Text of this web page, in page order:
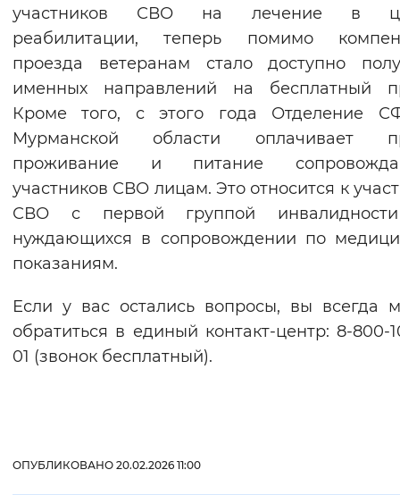
участников СВО на лечение в
реабилитации, теперь помимо
проезда ветеранам стало доступно
именных направлений на бесплатный
Кроме того, с этого года Отделение
Мурманской области оплачивает
проживание и питание
участников СВО лицам. Это относится к
СВО с первой группой
нуждающихся в сопровождении по
показаниям.
Если у вас остались вопросы, вы всегда
обратиться в единый контакт-центр: 8-800-
01 (звонок бесплатный).
ОПУБЛИКОВАНО 20.02.2026 11:00